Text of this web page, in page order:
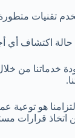
تقنيات
حالة اكتشاف أي
خدماتنا من
هو
قرارات